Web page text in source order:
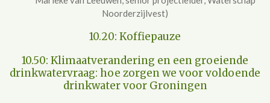
Noorderzijlvest)
10.20: Koffiepauze
10.50: Klimaatverandering en een groeiende
drinkwatervraag: hoe zorgen we voor voldoende
drinkwater voor Groningen